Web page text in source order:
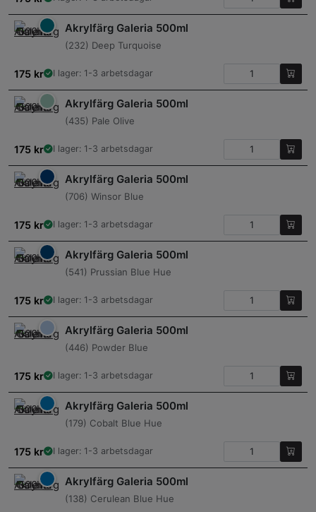
Akrylfärg Galeria 500ml
(232) Deep Turquoise
175 kr I lager: 1-3 arbetsdagar
Akrylfärg Galeria 500ml
(435) Pale Olive
175 kr I lager: 1-3 arbetsdagar
Akrylfärg Galeria 500ml
(706) Winsor Blue
175 kr I lager: 1-3 arbetsdagar
Akrylfärg Galeria 500ml
(541) Prussian Blue Hue
175 kr I lager: 1-3 arbetsdagar
Akrylfärg Galeria 500ml
(446) Powder Blue
175 kr I lager: 1-3 arbetsdagar
Akrylfärg Galeria 500ml
(179) Cobalt Blue Hue
175 kr I lager: 1-3 arbetsdagar
Akrylfärg Galeria 500ml
(138) Cerulean Blue Hue